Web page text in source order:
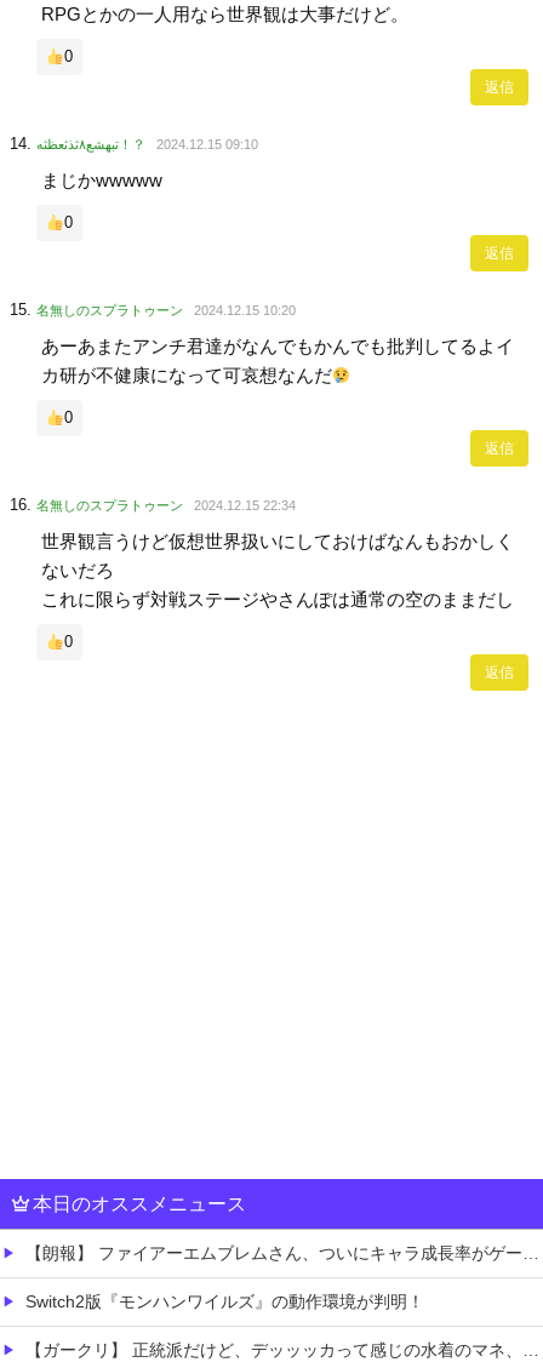
RPGとかの一人用なら世界観は大事だけど。
0
返信
تبهشع۸ثذثعظثه！？ 2024.12.15 09:10
まじかwwwww
0
返信
名無しのスプラトゥーン 2024.12.15 10:20
あーあまたアンチ君達がなんでもかんでも批判してるよイ
カ研が不健康になって可哀想なんだ
0
返信
名無しのスプラトゥーン 2024.12.15 22:34
世界観言うけど仮想世界扱いにしておけばなんもおかしく
ないだろ
これに限らず対戦ステージやさんぽは通常の空のままだし
0
返信
本日のオススメニュース
【朗報】 ファイアーエムブレムさん、ついにキャラ成長率がゲーム内で見れるようになる
Switch2版『モンハンワイルズ』の動作環境が判明！
【ガークリ】 正統派だけど、デッッッカって感じの水着のマネ、ラファエ口、セッシュウへの反応！！！